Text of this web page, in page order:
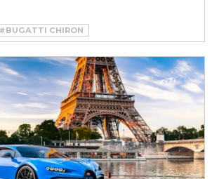
#BUGATTI CHIRON
PUR SPORT
SUPER SPORT 300+
PUR SPORT
SPORT 300+